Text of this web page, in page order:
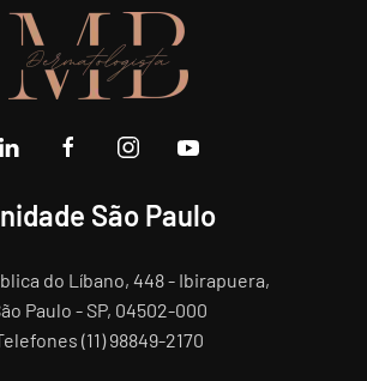
São Paulo
do Líbano, 448 - Ibirapuera,
Paulo - SP, 04502-000
(11) 98849-2170